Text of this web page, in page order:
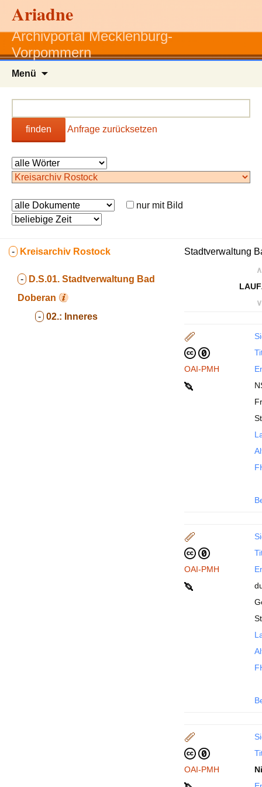
Ariadne
Archivportal Mecklenburg-
Vorpommern
Menü
finden Anfrage zurücksetzen
nur mit Bild
- Kreisarchiv Rostock
- D.S.01. Stadtverwaltung Bad
Doberan
- 02.: Inneres
Stadtverwaltung
∧
∨
OAI-PMH
OAI-PMH
OAI-PMH